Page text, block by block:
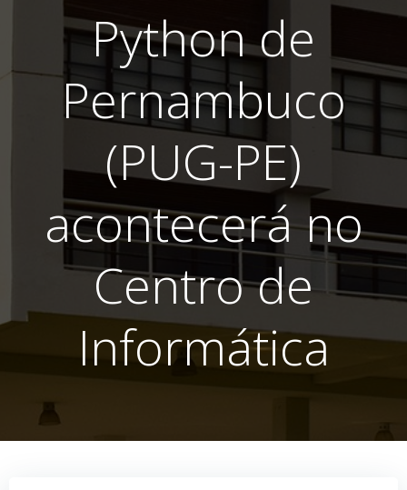
Python de
Pernambuco
(PUG-PE)
acontecerá no
Centro de
Informática